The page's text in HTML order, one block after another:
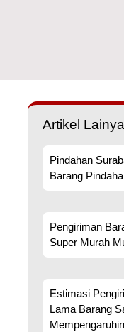
Artikel
Pindahan
Barang
Pengiriman
Super Murah
Estimasi
Lama Barang